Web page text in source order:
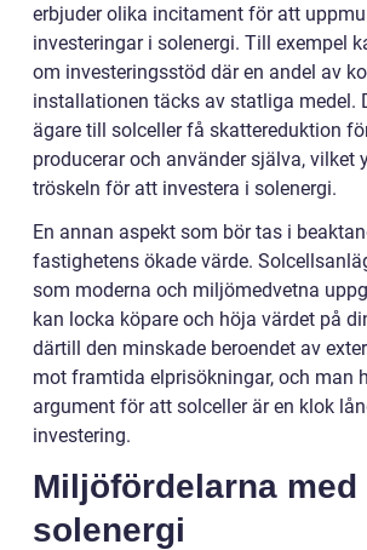
erbjuder olika incitament för att
investeringar i solenergi. Till exempel
om investeringsstöd där en andel av
installationen täcks av statliga medel.
ägare till solceller få skattereduktion
producerar och använder själva, vilket
tröskeln för att investera i solenergi.
En annan aspekt som bör tas i
fastighetens ökade värde.
som moderna och miljömedvetna
kan locka köpare och höja värdet på
därtill den minskade beroendet av
mot framtida elprisökningar, och man
argument för att solceller är en klok
investering.
Miljöfördelarna med
solenergi